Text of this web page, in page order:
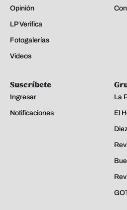
Opinión
LP Verifica
Fotogalerías
Videos
Suscríbete
Ingresar
Notificaciones
La
El